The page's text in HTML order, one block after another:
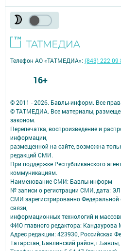
© 2011 - 2026. Бавлы-информ. Все
© ТАТМЕДИА. Все материалы,
законом.
Перепечатка, воспроизведение и
информации,
размещенной на сайте, возможна
редакций СМИ.
При поддержке Республиканского
коммуникациям.
Наименование СМИ: Бавлы-информ
№ записи о регистрации СМИ, дата:
СМИ зарегистрированно Федеральной
связи,
информационных технологий и
ФИО главного редактора: Кандаурова
Адрес редакции: 423930, Российская
Татарстан, Бавлинский район,
Телефон АО «ТАТМЕДИА»:(843) 222 09
16+